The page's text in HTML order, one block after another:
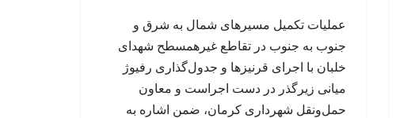
عملیات تکمیل مسیرهای شمال به شرق و
جنوب به جنوب در تقاطع غیرهمسطح شهدای
خلبان با اجرای قرنیزها و جدول‌گذاری رفیوژ
میانی زیرگذر در دست اجراست و معاون
حمل‌ونقل شهرداری کرمان، ضمن اشاره به